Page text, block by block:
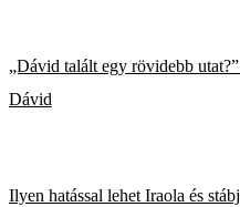
„Dávid talált egy rövidebb
Dávid
Ilyen hatással lehet Iraola és